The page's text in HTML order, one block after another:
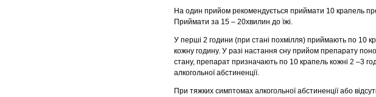
На один прийом рекомендується приймати 10 крапель
Приймати за 15 – 20хвилин до їжі.
У перші 2 години (при стані похмілля) приймають по 10
кожну годину. У разі настання сну прийом препарату
стану, препарат призначають по 10 крапель кожні 2 –3
алкогольної абстиненції.
При тяжких симптомах алкогольної абстиненції або